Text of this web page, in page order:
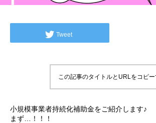
Tweet
この記事のタイトルとURLをコピー
小規模事業者持続化補助金をご紹介します♪
まず…！！！